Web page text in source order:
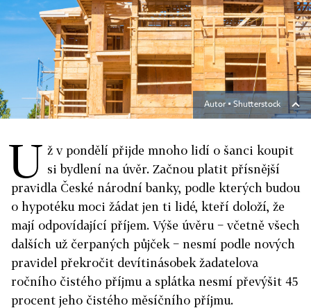
Autor ▪Shutterstock
U ž v pondělí přijde mnoho lidí o šanci koupit
si bydlení na úvěr. Začnou platit přísnější
pravidla České národní banky, podle kterých budou
o hypotéku moci žádat jen ti lidé, kteří doloží, že
mají odpovídající příjem. Výše úvěru − včetně všech
dalších už čerpaných půjček − nesmí podle nových
pravidel překročit devítinásobek žadatelova
ročního čistého příjmu a splátka nesmí převýšit 45
procent jeho čistého měsíčního příjmu.